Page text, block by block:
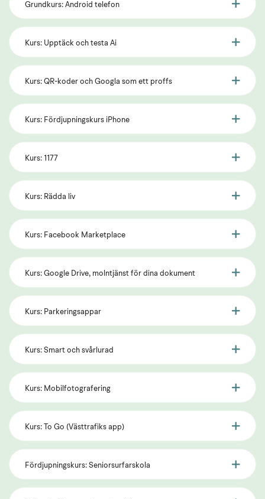
Grundkurs: Android telefon
Kurs: Upptäck och testa Ai
Kurs: QR-koder och Googla som ett proffs
Kurs: Fördjupningskurs iPhone
Kurs: 1177
Kurs: Rädda liv
Kurs: Facebook Marketplace
Kurs: Google Drive, molntjänst för dina dokument
Kurs: Parkeringsappar
Kurs: Smart och svårlurad
Kurs: Mobilfotografering
Kurs: To Go (Västtrafiks app)
Fördjupningskurs: Seniorsurfarskola